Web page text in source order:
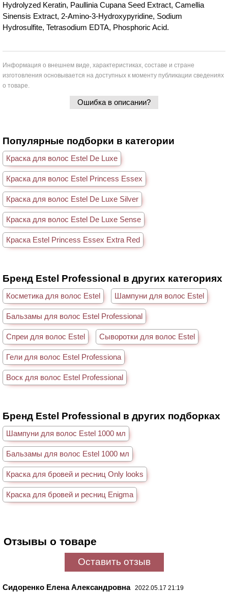
Hydrolyzed Keratin, Paullinia Cupana Seed Extract, Camellia
Sinensis Extract, 2-Amino-3-Hydroxypyridine, Sodium
Hydrosulfite, Tetrasodium EDTA, Phosphoric Acid.
Информация о внешнем виде, характеристиках, составе и стране
изготовления основывается на доступных к моменту публикации сведениях
о товаре.
Ошибка в описании?
Популярные подборки в категории
Краска для волос Estel De Luxe
Краска для волос Estel Princess Essex
Краска для волос Estel De Luxe Silver
Краска для волос Estel De Luxe Sense
Краска Estel Princess Essex Extra Red
Бренд Estel Professional в других категориях
Косметика для волос Estel Шампуни для волос Estel
Бальзамы для волос Estel Professional
Спреи для волос Estel Сыворотки для волос Estel
Гели для волос Estel Professiona
Воск для волос Estel Professional
Бренд Estel Professional в других подборках
Шампуни для волос Estel 1000 мл
Бальзамы для волос Estel 1000 мл
Краска для бровей и ресниц Only looks
Краска для бровей и ресниц Enigma
Отзывы о товаре
Оставить отзыв
Сидоренко Елена Александровна 2022.05.17 21:19